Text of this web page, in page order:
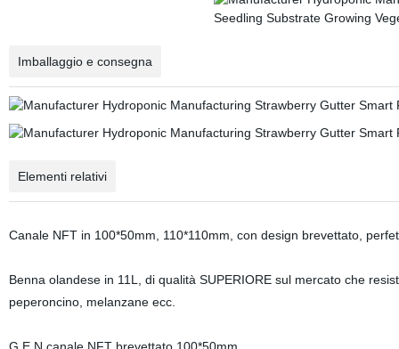
Imballaggio e consegna
Elementi relativi
Canale NFT in 100*50mm, 110*110mm, con design brevettato,
Benna olandese in 11L, di qualità SUPERIORE sul mercato che
peperoncino, melanzane ecc.